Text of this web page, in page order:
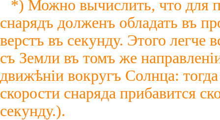
*) Можно вычислить, что для
снарядъ долженъ обладать въ
верстъ въ секунду. Этого легче
съ Земли въ томъ же
движѣнiи вокругъ Солнца:
скорости снаряда прибавится
секунду.).